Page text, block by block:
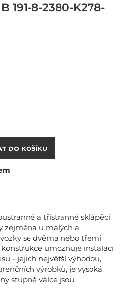
191-8-2380-K278-
DO KOŠÍKU
a třístranné sklápěcí
zejména u malých a
se dvěma nebo třemi
umožňuje instalaci
- jejich největší výhodou,
výrobků, je vysoká
stupně válce jsou